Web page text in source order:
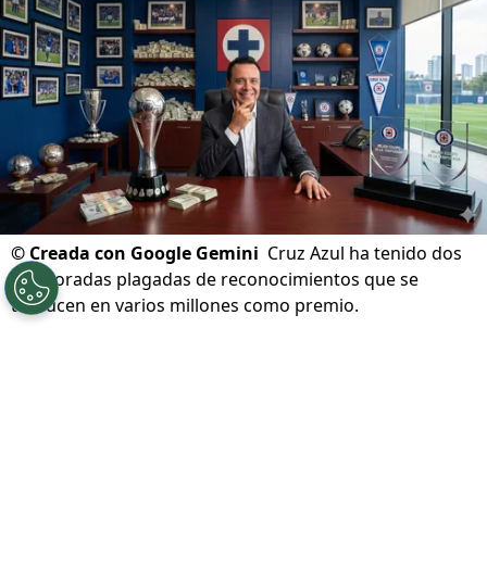
© Creada con Google Gemini Cruz Azul ha tenido dos
temporadas plagadas de reconocimientos que se
traducen en varios millones como premio.